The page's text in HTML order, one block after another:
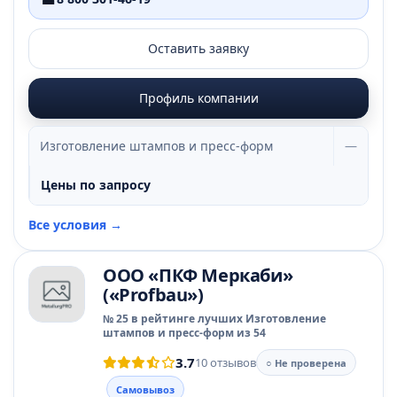
Оставить заявку
Профиль компании
Изготовление штампов и пресс-форм —
Цены по запросу
Все условия →
ООО «ПКФ Меркаби»
(«Profbau»)
№ 25 в рейтинге лучших Изготовление
штампов и пресс-форм из 54
3.710 отзывов
○ Не проверена
Самовывоз